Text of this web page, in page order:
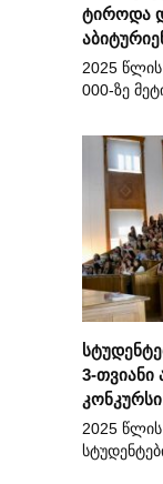
ტიროდა
2025
000-ზე
3-თვიანი
2025